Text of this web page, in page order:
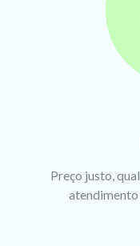
Preço justo,
atendimento